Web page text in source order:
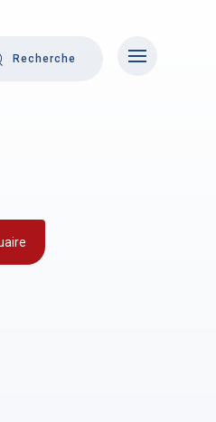
Recherche